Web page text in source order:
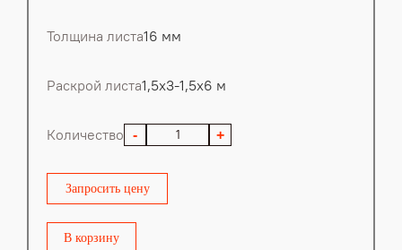
Толщина листа16 мм
Раскрой листа1,5х3-1,5х6 м
Количество - +
Запросить цену
В корзину